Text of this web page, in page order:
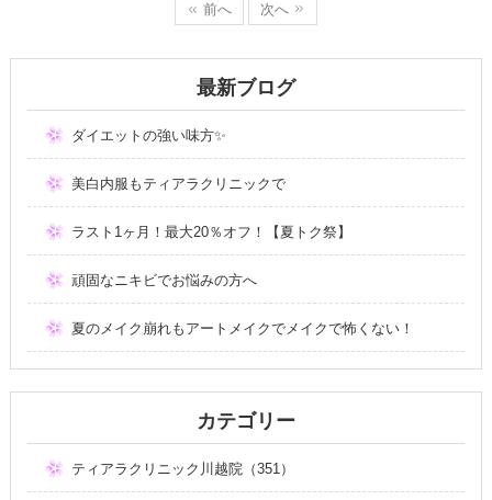
前へ 次へ
最新ブログ
ダイエットの強い味方✨
美白内服もティアラクリニックで
ラスト1ヶ月！最大20％オフ！【夏トク祭】
頑固なニキビでお悩みの方へ
夏のメイク崩れもアートメイクでメイクで怖くない！
カテゴリー
ティアラクリニック川越院（351）